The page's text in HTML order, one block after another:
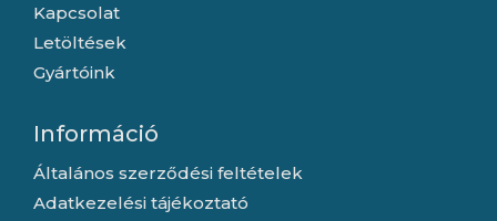
Kapcsolat
Letöltések
Gyártóink
Információ
Általános szerződési feltételek
Adatkezelési tájékoztató